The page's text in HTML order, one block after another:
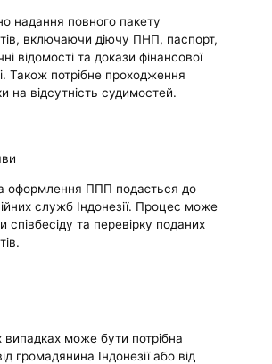
надання повного пакету
включаючи діючу ПНП, паспорт,
відомості та докази фінансової
Також потрібне проходження
на відсутність судимостей.
оформлення ППП подається до
служб Індонезії. Процес може
співбесіду та перевірку поданих
випадках може бути потрібна
громадянина Індонезії або від